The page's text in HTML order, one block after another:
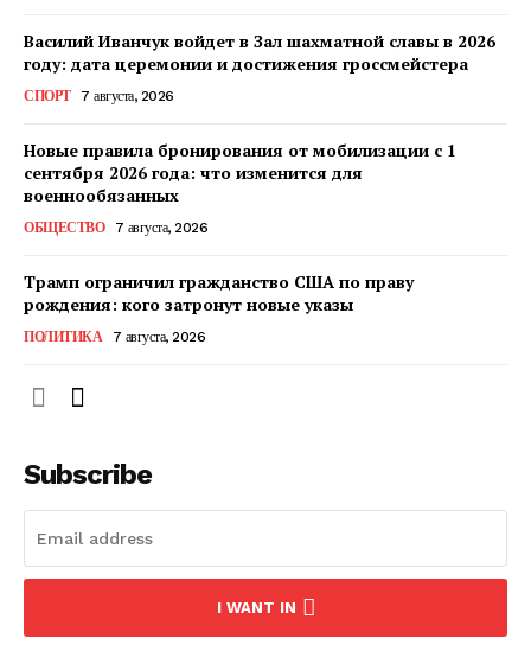
Василий Иванчук войдет в Зал шахматной славы в 2026
году: дата церемонии и достижения гроссмейстера
СПОРТ 7 августа, 2026
Новые правила бронирования от мобилизации с 1
сентября 2026 года: что изменится для
военнообязанных
ОБЩЕСТВО 7 августа, 2026
Трамп ограничил гражданство США по праву
рождения: кого затронут новые указы
ПОЛИТИКА 7 августа, 2026
Subscribe
I WANT IN